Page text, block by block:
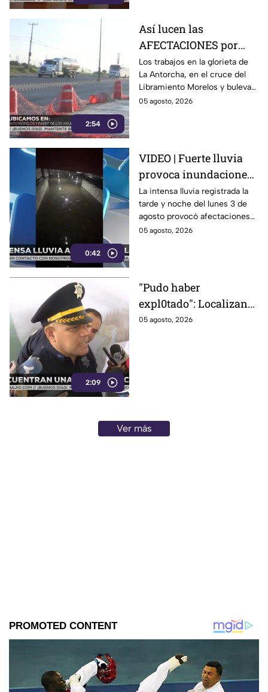
2:54
Así lucen las
AFECTACIONES por
obras sobre
Libramiento Morelos
de León: reabren
Insurgentes
Los trabajos en la glorieta de
La Antorcha, en el cruce del
Libramiento Morelos y bulevar
Insurgentes en León,
05 agosto, 2026
0:42
VIDEO | Fuerte lluvia
provoca inundaciones
en Celaya; vehículos
quedan atrapados bajo
el agua
La intensa lluvia registrada la
tarde y noche del lunes 3 de
agosto provocó afectaciones
en distintos puntos de Celaya,
05 agosto, 2026
2:09
"Pudo haber
expl0tado": Localizan
gr4nada activa dentro
05 agosto, 2026
Ver más